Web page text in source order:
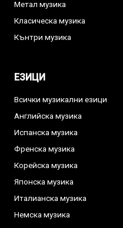
Метал музика
Класическа музика
Кънтри музика
ЕЗИЦИ
Всички музикални езици
Английска музика
Испанска музика
Френска музика
Корейска музика
Японска музика
Италианска музика
Немска музика